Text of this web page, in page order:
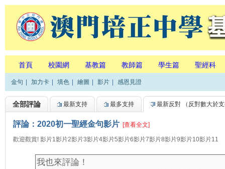
首頁 校園網 基教篇 教師篇 學生篇 聖經科
金句 加力卡 填色 繪圖 影片 感恩見證
全部評論 最新支持 最多支持 最新反對 （反對數大於
評論：2020初一聖經金句影片 [查看全文]
歡迎觀賞! 影片1影片2影片3影片4影片5影片6影片7影片8影片9影片10影片11